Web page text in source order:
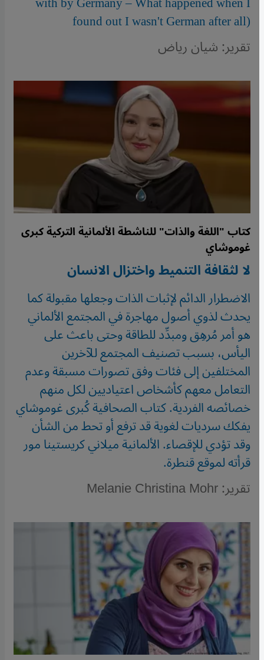
found out I wasn't German after all)
تقرير: شيان رياض
كتاب "اللغة والذات" للناشطة الألمانية التركية كبرى
غوموشاي
لا لثقافة التنميط واختزال الانسان
الاضطرار الدائم لإثبات الذات وجعلها مقبولة كما
يحدث لذوي أصول مهاجرة في المجتمع الألماني
هو أمر مُرهِق ومبدِّد للطاقة وحتى باعث على
اليأس، بسبب تصنيف المجتمع للآخرين
المختلفين إلى فئات وفق تصورات مسبقة وعدم
التعامل معهم كأشخاص اعتياديين لكل منهم
خصائصه الفردية. كتاب الصحافية كُبرى غوموشاي
يفكك سرديات لغوية قد ترفع أو تحط من الشأن
وقد تؤدي للإقصاء. الألمانية ميلاني كريستينا مور
قرأته لموقع قنطرة.
تقرير: Melanie Christina Mohr